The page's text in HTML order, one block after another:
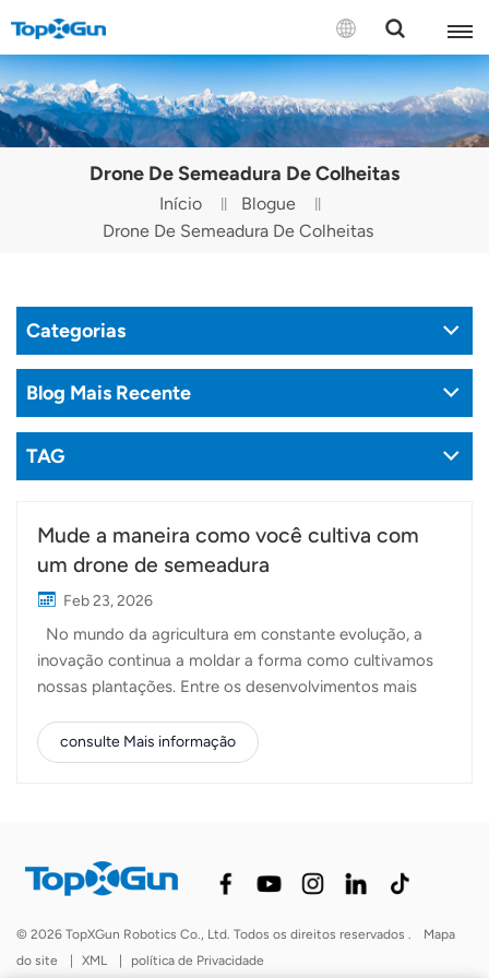
CONTATE-NOS
English
Español
Русский
Tiếng Việt
Drone De Semeadura De Colheitas
Início
Blogue
Drone De Semeadura De Colheitas
Categorias
Blog Mais Recente
TAG
Mude a maneira como você cultiva com
um drone de semeadura
Feb 23, 2026
No mundo da agricultura em constante evolução, a
inovação continua a moldar a forma como cultivamos
nossas plantações. Entre os desenvolvimentos mais
para semear sementes diretamente nos campos com
velocidade, precisão e eficiência. Na Topxgun, temos
avançados sistemas de semeadura. drones agrícolas. A
semeadura aérea é o processo de distribuição de
tradicionalmente re...
consulte Mais informação
© 2026 TopXGun Robotics Co., Ltd. Todos os direitos reservados .
Mapa
do site
| XML | política de Privacidade